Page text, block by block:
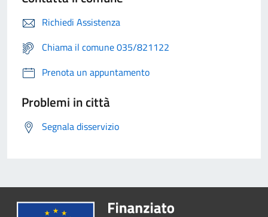
Richiedi Assistenza
Chiama il comune 035/821122
Prenota un appuntamento
Problemi in città
Segnala disservizio